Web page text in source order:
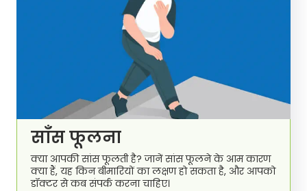
साँस फूलना
क्या आपकी सांस फूलती है? जानें सांस फूलने के आम कारण
क्या हैं, यह किन बीमारियों का लक्षण हो सकता है, और आपको
डॉक्टर से कब संपर्क करना चाहिए।